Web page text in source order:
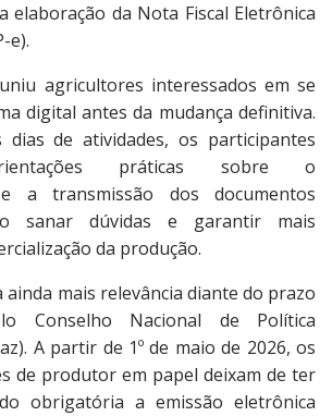
elaboração da Nota Fiscal Eletrônica
e).
agricultores interessados em se
digital antes da mudança definitiva.
de atividades, os participantes
práticas sobre o
a transmissão dos documentos
sanar dúvidas e garantir mais
da produção.
ainda mais relevância diante do prazo
Conselho Nacional de Política
A partir de 1º de maio de 2026, os
de produtor em papel deixam de ter
obrigatória a emissão eletrônica